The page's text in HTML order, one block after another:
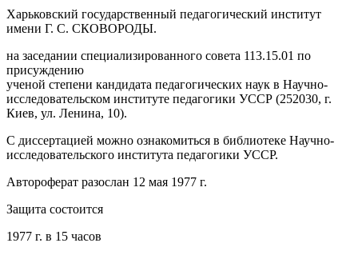
Харьковский государственный педагогический институт
имени Г. С. СКОВОРОДЫ.
на заседании специализированного совета 113.15.01 по
присуждению
ученой степени кандидата педагогических наук в Научно-
исследовательском институте педагогики УССР (252030, г.
Киев, ул. Ленина, 10).
С диссертацией можно ознакомиться в библиотеке Научно-
исследовательского института педагогики УССР.
Автороферат разослан 12 мая 1977 г.
Защита состоится
1977 г. в 15 часов